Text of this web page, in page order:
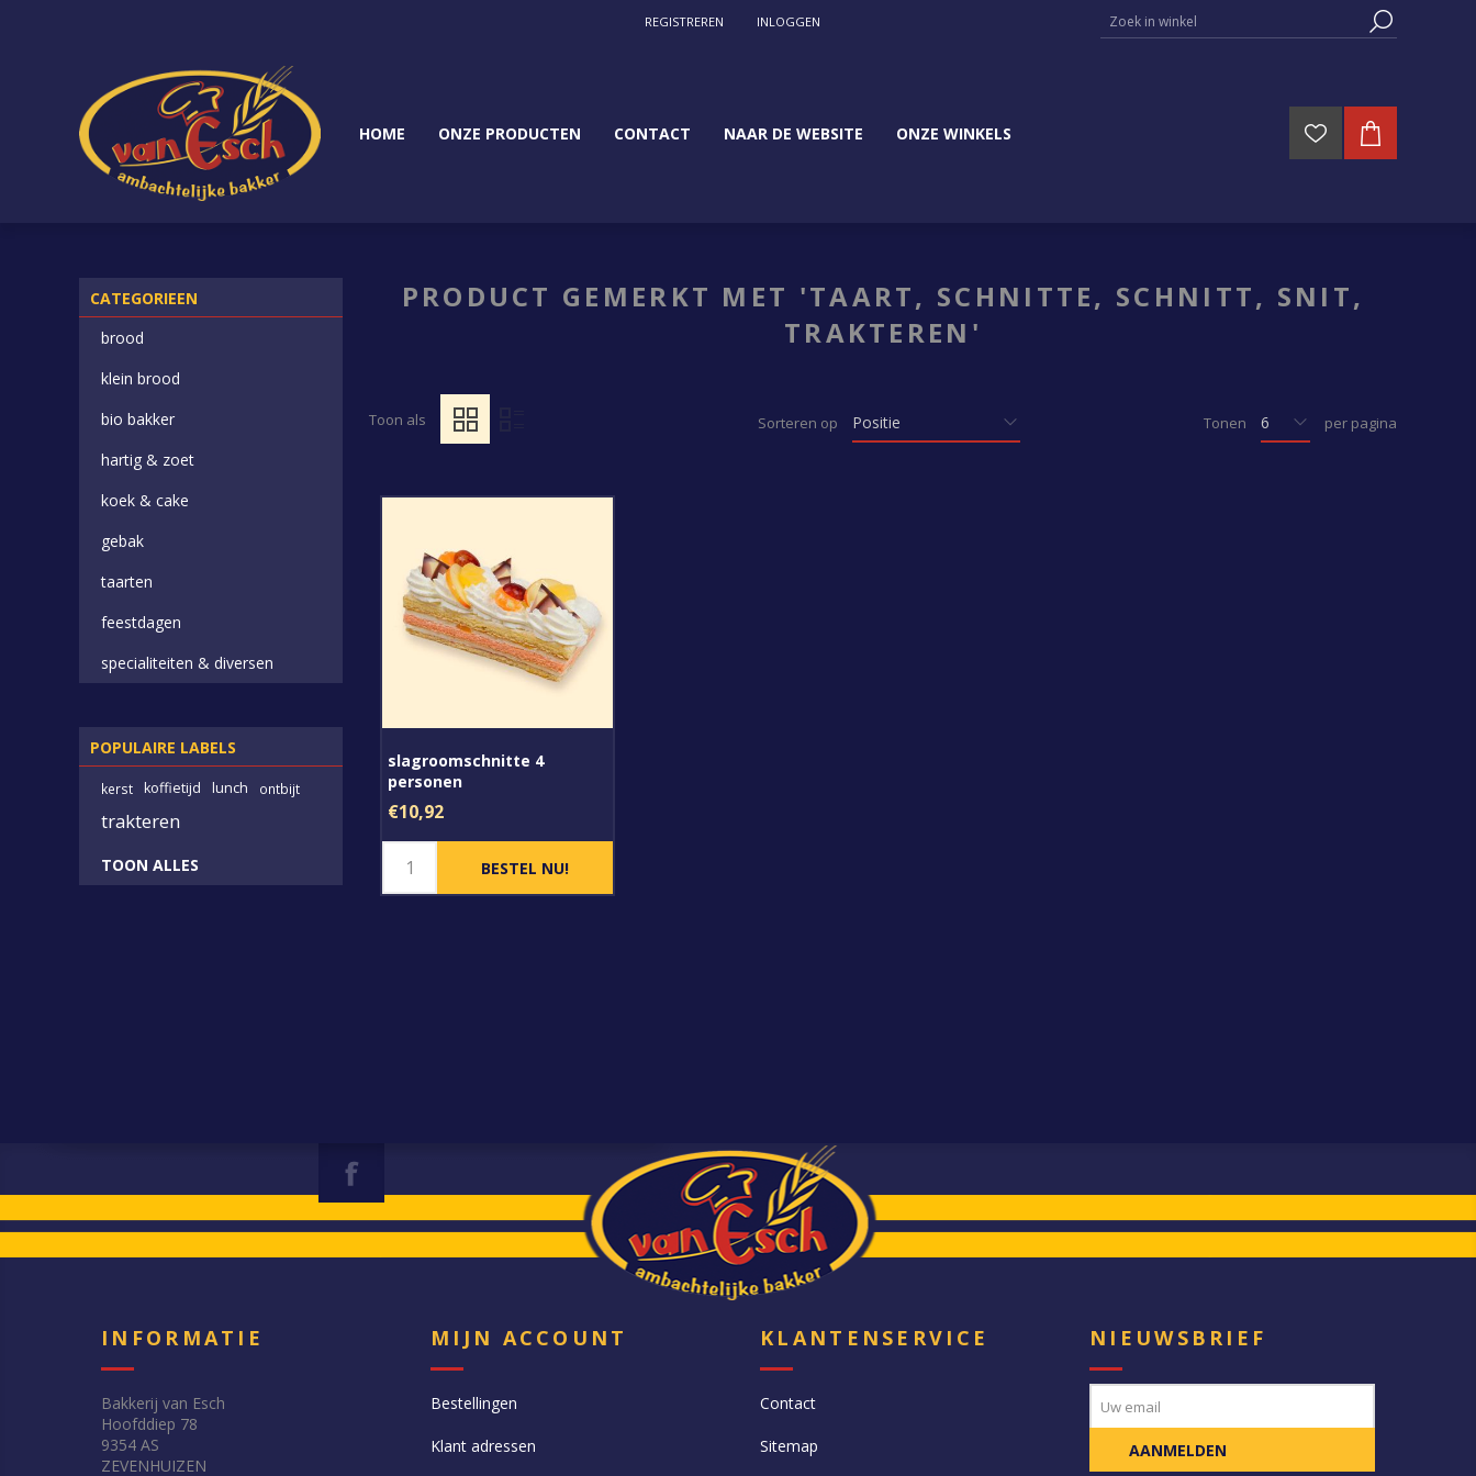
REGISTREREN INLOGGEN
HOME ONZE PRODUCTEN CONTACT NAAR DE WEBSITE ONZE WINKELS
PRODUCT GEMERKT MET 'TAART, SCHNITTE, SCHNITT, SNIT,
TRAKTEREN'
Toon als Sorteren op Tonen per pagina
slagroomschnitte 4
personen
€10,92
CATEGORIEEN
brood
klein brood
bio bakker
hartig & zoet
koek & cake
gebak
taarten
feestdagen
specialiteiten & diversen
POPULAIRE LABELS
kerst koffietijd lunch ontbijt
trakteren
TOON ALLES
INFORMATIE
Bakkerij van Esch
Hoofddiep 78
9354 AS
ZEVENHUIZEN
MIJN ACCOUNT
Bestellingen
Klant adressen
KLANTENSERVICE
Contact
Sitemap
NIEUWSBRIEF